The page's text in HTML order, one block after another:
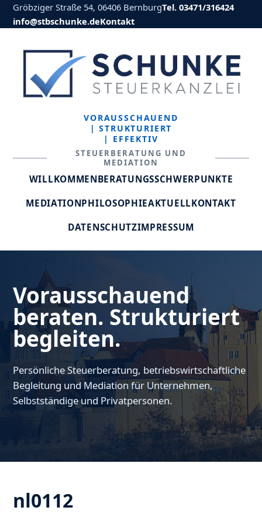
Gröbziger Straße 54, 06406 BernburgTel. 03471/316424
info@stbschunke.deKontakt
VORAUSSCHAUEND
| STRUKTURIERT
| EFFEKTIV
STEUERBERATUNG UND
MEDIATION
WILLKOMMENBERATUNGSSCHWERPUNKTE
MEDIATIONPHILOSOPHIEAKTUELLKONTAKT
DATENSCHUTZIMPRESSUM
Vorausschauend
beraten. Strukturiert
begleiten.
Persönliche Steuerberatung, betriebswirtschaftliche
Begleitung und Mediation für Unternehmen,
Selbstständige und Privatpersonen.
nl0112